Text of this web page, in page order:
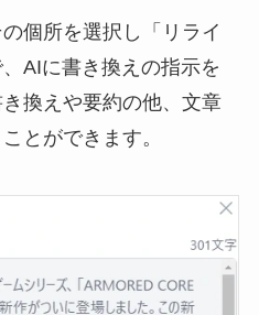
個所を選択し「リライ
AIに書き換えの指示を
換えや要約の他、文章
とができます。